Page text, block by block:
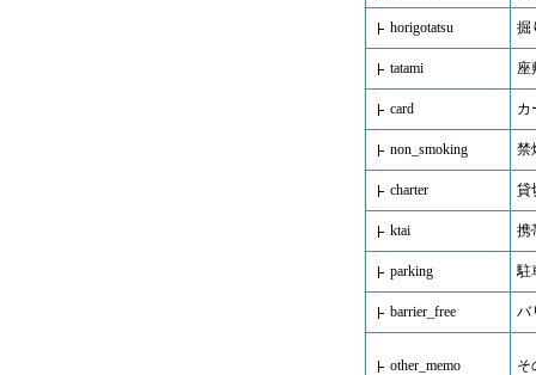
horigotatsu 掘
tatami 座
card カ
non_smoking 禁
charter 貸
ktai 携
parking 駐
barrier_free バ
other_memo そ